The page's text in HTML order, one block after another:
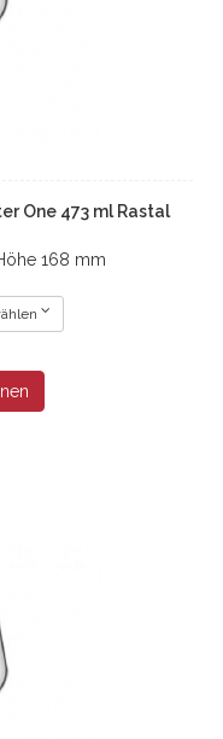
One 473 ml Rastal
168 mm